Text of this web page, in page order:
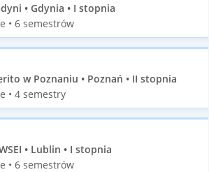
• Gdynia • I stopnia
• 6 semestrów
w Poznaniu • Poznań • II stopnia
• 4 semestry
• Lublin • I stopnia
• 6 semestrów